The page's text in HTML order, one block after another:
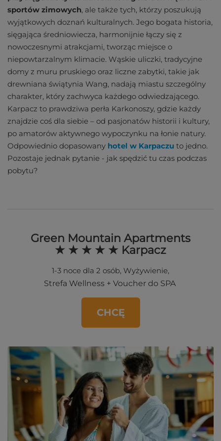
sportów zimowych, ale także tych, którzy poszukują
wyjątkowych doznań kulturalnych. Jego bogata historia,
sięgająca średniowiecza, harmonijnie łączy się z
nowoczesnymi atrakcjami, tworząc miejsce o
niepowtarzalnym klimacie. Wąskie uliczki, tradycyjne
domy z muru pruskiego oraz liczne zabytki, takie jak
drewniana świątynia Wang, nadają miastu szczególny
charakter, który zachwyca każdego odwiedzającego.
Karpacz to prawdziwa perła Karkonoszy, gdzie każdy
znajdzie coś dla siebie – od pasjonatów historii i kultury,
po amatorów aktywnego wypoczynku na łonie natury.
Odpowiednio dopasowany hotel w Karpaczu to jedno.
Pozostaje jednak pytanie - jak spędzić tu czas podczas
pobytu?
Green Mountain Apartments
★ ★ ★ ★ ★ Karpacz
1-3 noce dla 2 osób, Wyżywienie,
Strefa Wellness + Voucher do SPA
CHCĘ